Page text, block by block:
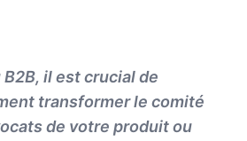
il est crucial de
transformer le comité
de votre produit ou